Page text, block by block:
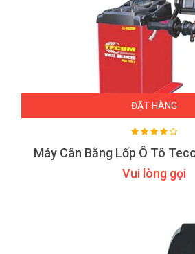
ĐẶT HÀNG
Máy Cân Bằng Lốp Ô Tô
Vui lòng gọi